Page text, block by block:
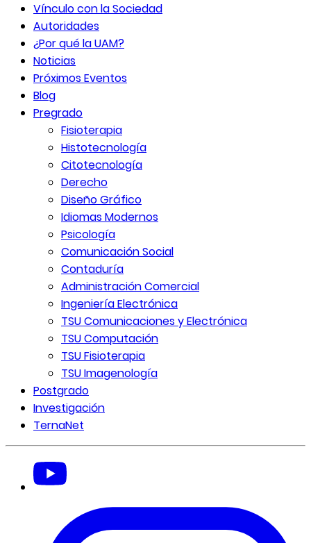
Vínculo con la Sociedad
Autoridades
¿Por qué la UAM?
Noticias
Próximos Eventos
Blog
Pregrado
Fisioterapia
Histotecnología
Citotecnología
Derecho
Diseño Gráfico
Idiomas Modernos
Psicología
Comunicación Social
Contaduría
Administración Comercial
Ingeniería Electrónica
TSU Comunicaciones y Electrónica
TSU Computación
TSU Fisioterapia
TSU Imagenología
Postgrado
Investigación
TernaNet